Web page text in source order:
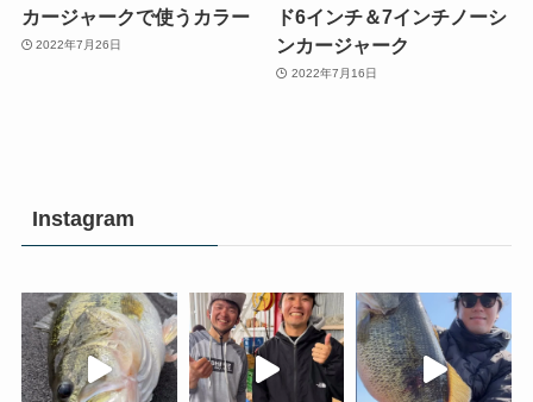
カージャークで使うカラー
2022年7月26日
ド6インチ＆7インチノーシ
ンカージャーク
2022年7月16日
Instagram